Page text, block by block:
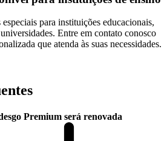
para instituições educacionais,
Entre em contato conosco
que atenda às suas necessidades.
Premium será renovada